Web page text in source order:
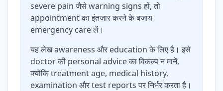
severe pain जैसे warning signs हों, तो
appointment का इंतज़ार करने के बजाय
emergency care लें।
यह लेख awareness और education के लिए है। इसे
doctor की personal advice का विकल्प न मानें,
क्योंकि treatment age, medical history,
examination और test reports पर निर्भर करता है।